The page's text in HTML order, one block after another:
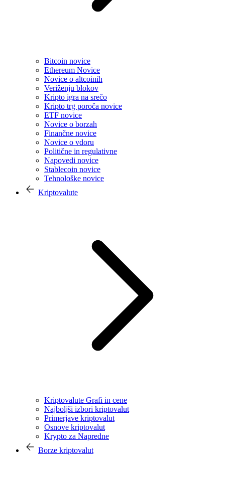
Bitcoin novice
Ethereum Novice
Novice o altcoinih
Veriženju blokov
Kripto igra na srečo
Kripto trg poroča novice
ETF novice
Novice o borzah
Finančne novice
Novice o vdoru
Politične in regulativne
Napovedi novice
Stablecoin novice
Tehnološke novice
Kriptovalute
Kriptovalute Grafi in cene
Najboljši izbori kriptovalut
Primerjave kriptovalut
Osnove kriptovalut
Krypto za Napredne
Borze kriptovalut